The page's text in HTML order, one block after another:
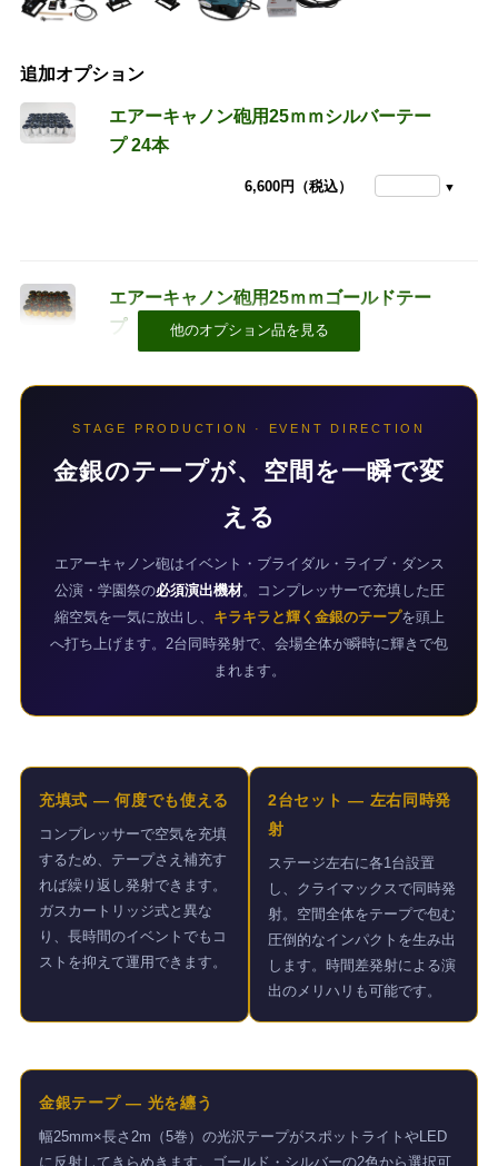
追加オプション
エアーキャノン砲用25ｍｍシルバーテー
プ 24本
6,600円（税込）
エアーキャノン砲用25ｍｍゴールドテー
プ 24本
エアーキャノン砲用25ｍｍゴールドテー
エアーキャノン砲用25ｍｍシルバーテー
STAGE PRODUCTION · EVENT DIRECTION
金銀のテープが、空間を一瞬で変
える
エアーキャノン砲はイベント・ブライダル・ライブ・ダンス
公演・学園祭の必須演出機材。コンプレッサーで充填した圧
縮空気を一気に放出し、 キラキラと輝く金銀のテープを頭上
へ打ち上げます。2台同時発射で、会場全体が瞬時に輝きで包
まれます。
充填式 — 何度でも使える
コンプレッサーで空気を充填
するため、テープさえ補充す
れば繰り返し発射できます。
ガスカートリッジ式と異な
り、長時間のイベントでもコ
ストを抑えて運用できます。
2台セット — 左右同時発
射
ステージ左右に各1台設置
し、クライマックスで同時発
射。空間全体をテープで包む
圧倒的なインパクトを生み出
します。時間差発射による演
出のメリハリも可能です。
金銀テープ — 光を纏う
幅25mm×長さ2m（5巻）の光沢テープがスポットライトやLED
に反射してきらめきます。ゴールド・シルバーの2色から選択可